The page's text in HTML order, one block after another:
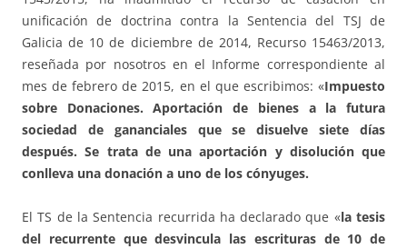
unificación de doctrina contra la Sentencia del TSJ de
Galicia de 10 de diciembre de 2014, Recurso 15463/2013,
reseñada por nosotros en el Informe correspondiente al
mes de febrero de 2015, en el que escribimos: «Impuesto
sobre Donaciones. Aportación de bienes a la futura
sociedad de gananciales que se disuelve siete días
después. Se trata de una aportación y disolución que
conlleva una donación a uno de los cónyuges.
El TS de la Sentencia recurrida ha declarado que «la tesis
del recurrente que desvincula las escrituras de 10 de